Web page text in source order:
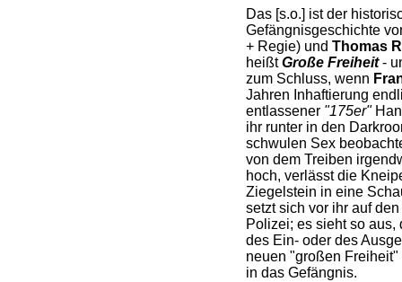
Das [s.o.] ist der
Gefängnisgeschichte
+ Regie) und Thomas
heißtGroße Freiheit-
zum Schluss, wenn
Jahren Inhaftierung
entlassener "175er"
ihr runter in den
schwulen Sex
von dem Treiben
hoch, verlässt die
Ziegelstein in eine
setzt sich vor ihr auf
Polizei; es sieht so aus,
des Ein- oder des
neuen "großen
in das Gefängnis.